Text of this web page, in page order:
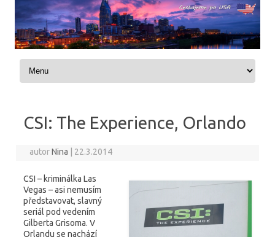
Skip to content
CSI: The Experience, Orlando
autorNina 22.3.2014
CSI – kriminálka Las
Vegas – asi nemusím
představovat, slavný
seriál pod vedením
Gilberta Grisoma. V
Orlandu se nachází